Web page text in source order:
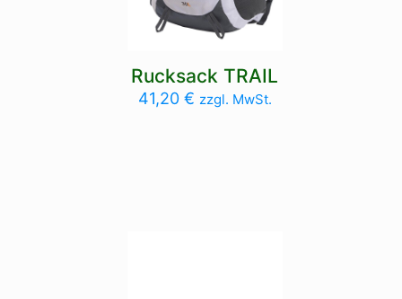
Rucksack TRAIL
41,20 € zzgl. MwSt.